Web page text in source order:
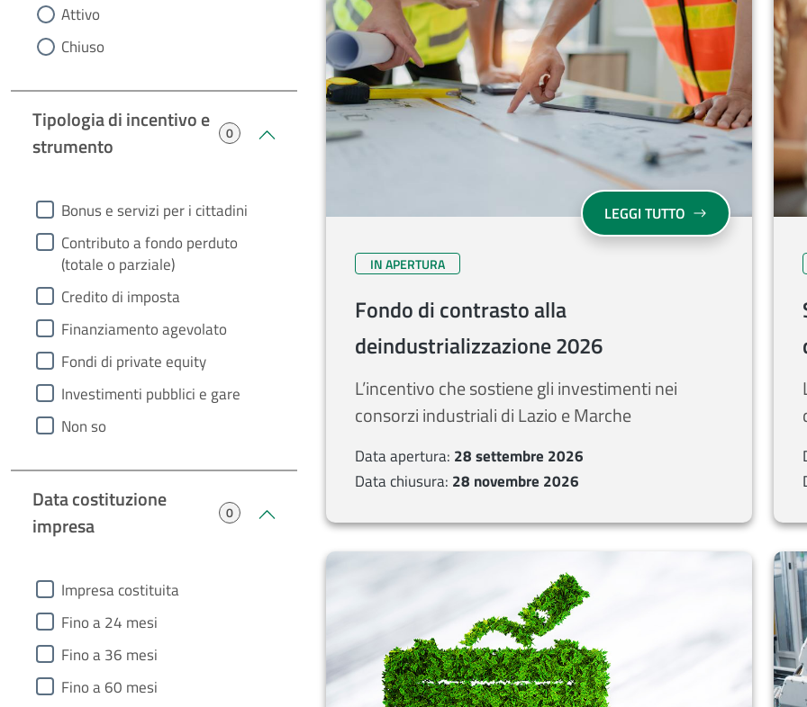
Attivo
Chiuso
Tipologia di incentivo e
strumento
0
heading1Bonus e servizi per i cittadini
Contributo a fondo perduto
(totale o parziale)
Credito di imposta
Finanziamento agevolato
Fondi di private equity
Investimenti pubblici e gare
Non so
Data costituzione
impresa
0
heading2Impresa costituita
Fino a 24 mesi
Fino a 36 mesi​
Fino a 60 mesi​
LEGGI TUTTO SU FONDO DI
IN APERTURA
Fondo di contrasto alla
deindustrializzazione 2026
L’incentivo che sostiene gli investimenti nei
consorzi industriali di Lazio e Marche
Data apertura: 28 settembre 2026
Data chiusura: 28 novembre 2026